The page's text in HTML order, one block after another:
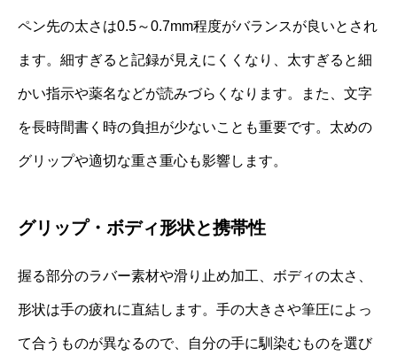
ペン先の太さは0.5～0.7mm程度がバランスが良いとされ
ます。細すぎると記録が見えにくくなり、太すぎると細
かい指示や薬名などが読みづらくなります。また、文字
を長時間書く時の負担が少ないことも重要です。太めの
グリップや適切な重さ重心も影響します。
グリップ・ボディ形状と携帯性
握る部分のラバー素材や滑り止め加工、ボディの太さ、
形状は手の疲れに直結します。手の大きさや筆圧によっ
て合うものが異なるので、自分の手に馴染むものを選び